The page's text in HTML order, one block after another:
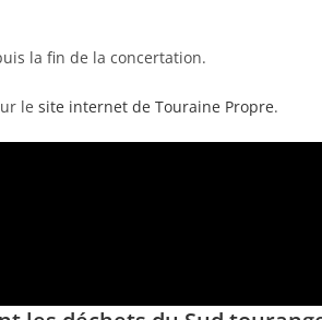
la fin de la concertation.
le site internet de Touraine Propre.